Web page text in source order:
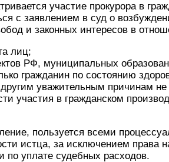
участие прокурора в
с заявлением в суд о
и законных интересов в
лиц;
РФ, муниципальных
гражданин по состоянию
уважительным причинам
участия в гражданском
пользуется всеми
истца, за исключением права
по уплате судебных расходов.